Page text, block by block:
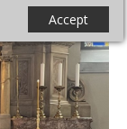
Accept